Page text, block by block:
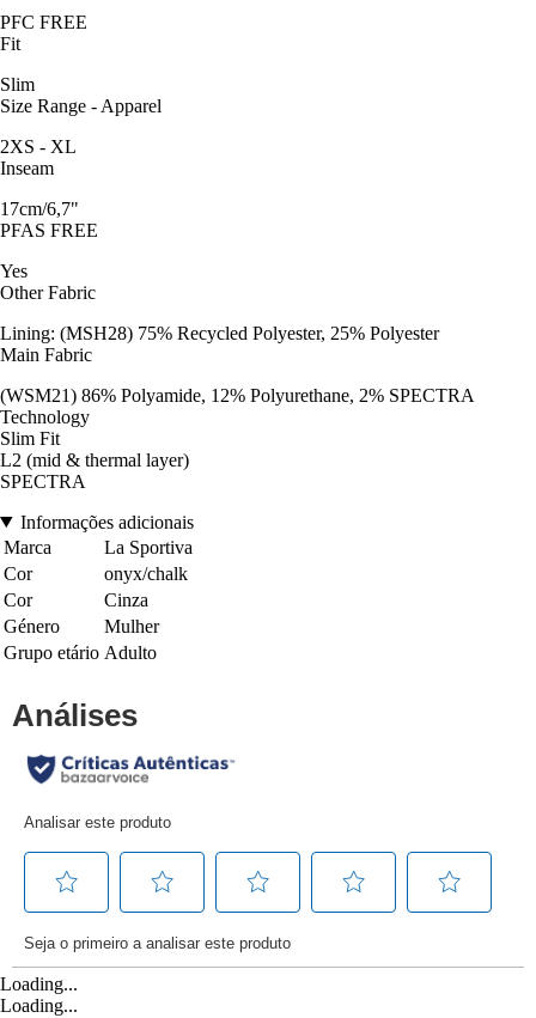
PFC FREE
Fit
Slim
Size Range - Apparel
2XS - XL
Inseam
17cm/6,7"
PFAS FREE
Yes
Other Fabric
Lining: (MSH28) 75% Recycled Polyester, 25% Polyester
Main Fabric
(WSM21) 86% Polyamide, 12% Polyurethane, 2% SPECTRA
Technology
Slim Fit
L2 (mid & thermal layer)
SPECTRA
Informações adicionais
Marca
La Sportiva
Cor
onyx/chalk
Cor
Cinza
Género
Mulher
Grupo etário Adulto
Loading...
Loading...